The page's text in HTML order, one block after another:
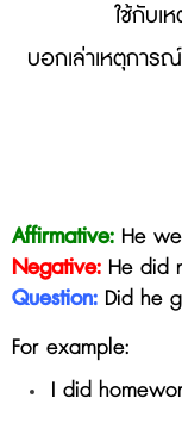
ใช้กับเ
บอกเล่าเหตุการณ์
Affirmative: He
Negative: He did
Question: Did he
For example:
I did